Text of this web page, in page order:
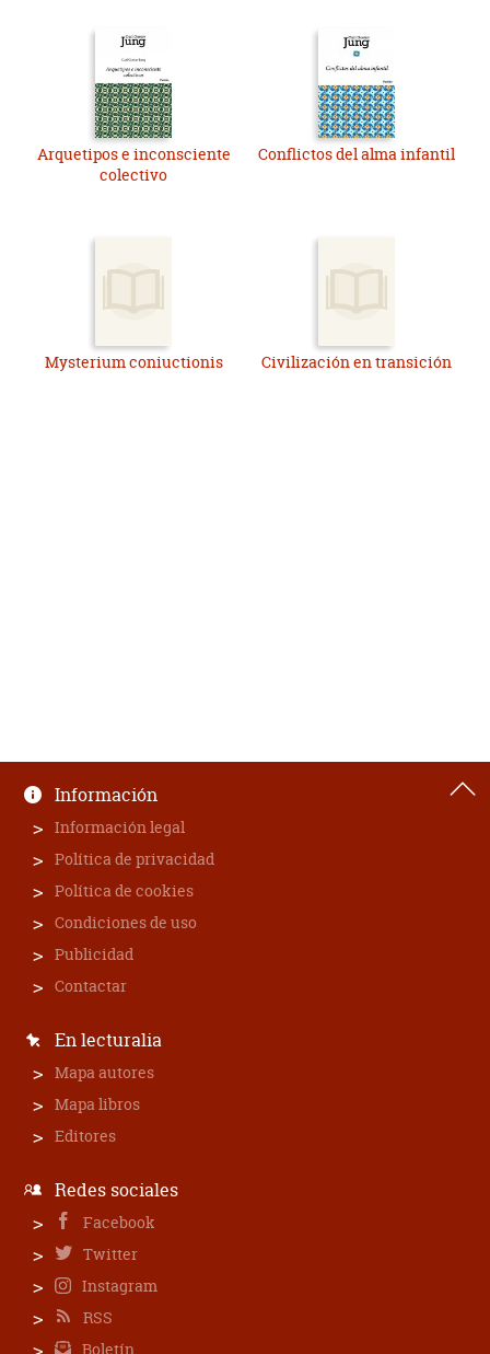
Arquetipos e inconsciente
colectivo
Conflictos del alma infantil
Mysterium coniuctionis Civilización en transición
Información
Información legal
Política de privacidad
Política de cookies
Condiciones de uso
Publicidad
Contactar
En lecturalia
Mapa autores
Mapa libros
Editores
Redes sociales
Facebook
Twitter
Instagram
RSS
Boletín